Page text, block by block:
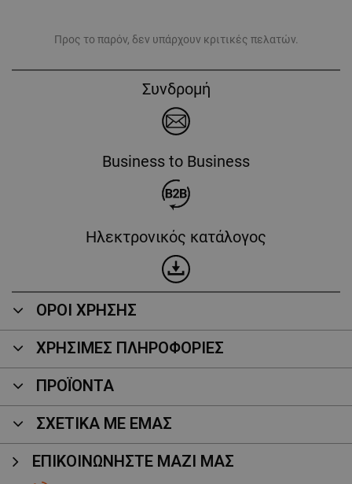
Προς το παρόν, δεν υπάρχουν κριτικές πελατών.
Συνδρομή
Business to Business
Ηλεκτρονικός κατάλογος
ΟΡΟΙ ΧΡΗΣΗΣ
ΧΡΗΣΙΜΕΣ ΠΛΗΡΟΦΟΡΙΕΣ
ΠΡΟΪΌΝΤΑ
ΣΧΕΤΙΚΑ ΜΕ ΕΜΑΣ
ΕΠΙΚΟΙΝΩΝΉΣΤΕ ΜΑΖΊ ΜΑΣ